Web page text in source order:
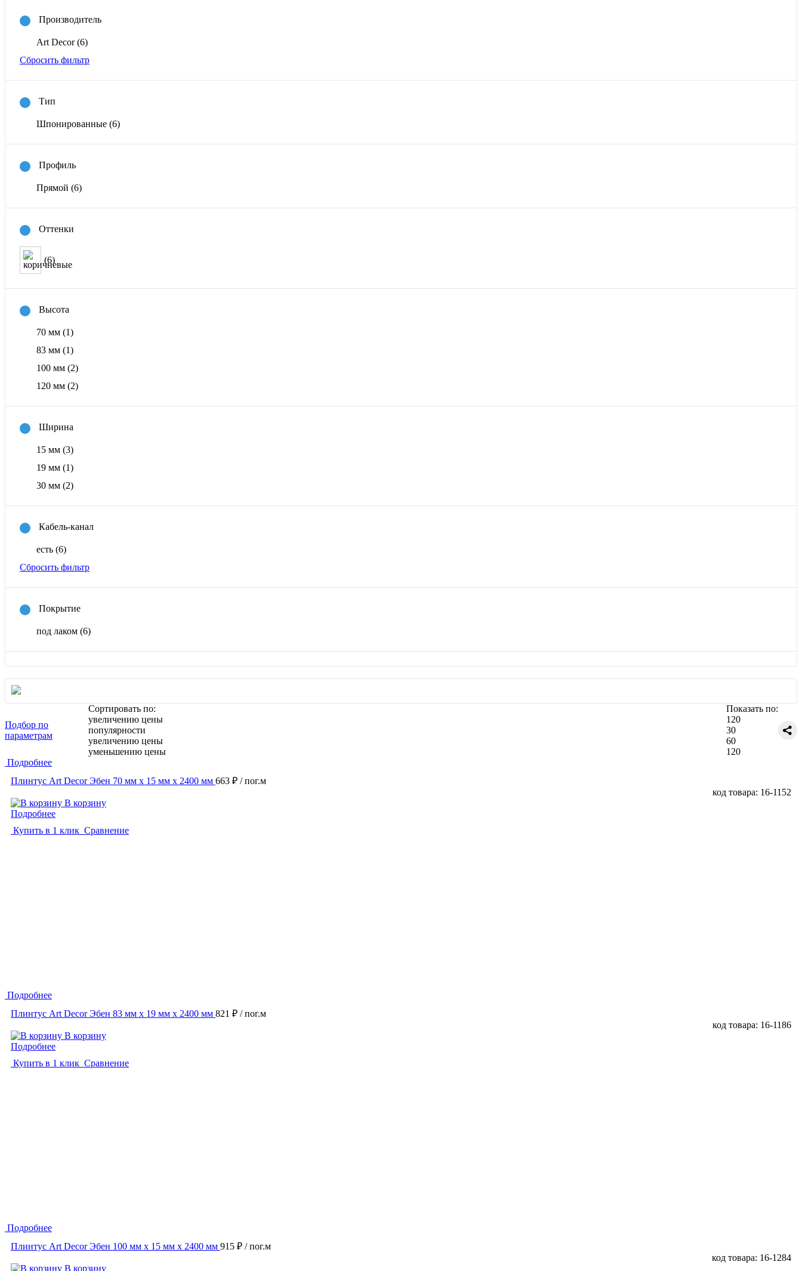
Производитель
Art Decor(6)
Сбросить фильтр
Тип
Шпонированные (6)
Профиль
Прямой (6)
Оттенки
(6)
Высота
70 мм (1)
83 мм (1)
100 мм (2)
120 мм (2)
Ширина
15 мм (3)
19 мм (1)
30 мм (2)
Кабель-канал
есть (6)
Сбросить фильтр
Покрытие
под лаком (6)
Подбор по
параметрам
Сортировать по:
увеличению цены
популярности
увеличению цены
уменьшению цены
Показать по:
120
30
60
120
Подробнее
Плинтус Art Decor Эбен 70 мм х 15 мм х 2400 мм 663 ₽ / пог.м
код товара: 16-1152
В корзину
Подробнее
Купить в 1 клик Сравнение
Подробнее
Плинтус Art Decor Эбен 83 мм х 19 мм х 2400 мм 821 ₽ / пог.м
код товара: 16-1186
В корзину
Подробнее
Купить в 1 клик Сравнение
Подробнее
Плинтус Art Decor Эбен 100 мм х 15 мм х 2400 мм 915 ₽ / пог.м
код товара: 16-1284
В корзину